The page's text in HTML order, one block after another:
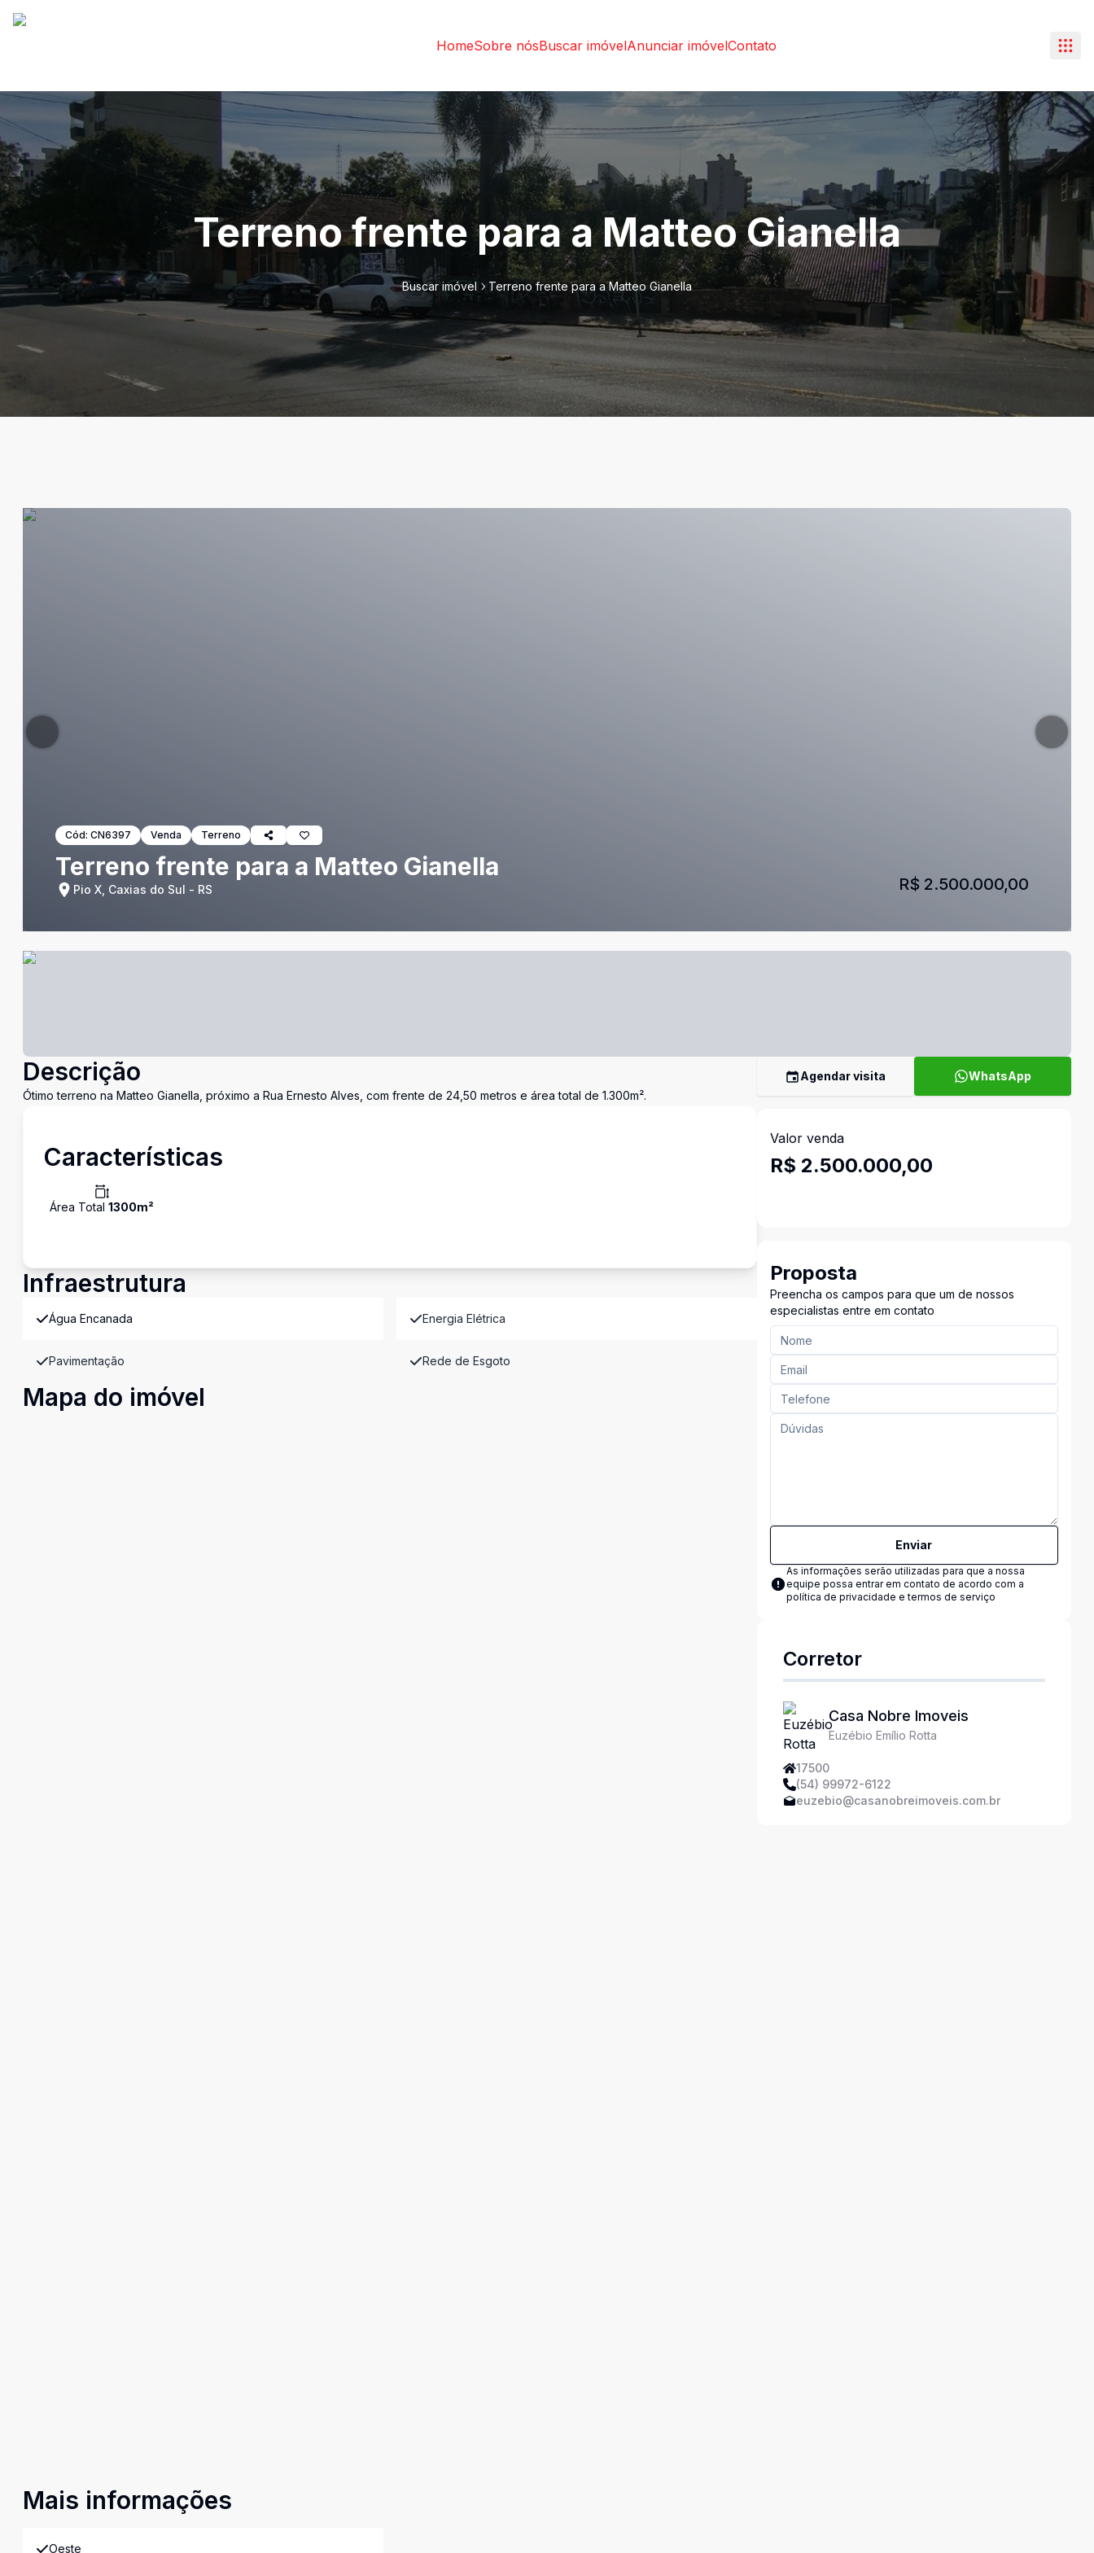
HomeSobre nósBuscar imóvelAnunciar imóvelContato
Terreno frente para a Matteo Gianella
Buscar imóvel Terreno frente para a Matteo Gianella
Cód: CN6397 Venda Terreno
Terreno frente para a Matteo Gianella
Pio X, Caxias do Sul - RS R$ 2.500.000,00
Descrição
Ótimo terreno na Matteo Gianella, próximo a Rua Ernesto Alves, com frente de 24,50 metros e área total de 1.300m².
Características
Área Total 1300m²
Infraestrutura
Água Encanada Energia Elétrica
Pavimentação Rede de Esgoto
Mapa do imóvel
Mais informações
Oeste
Agendar visita WhatsApp
Valor venda
R$ 2.500.000,00
Proposta
Preencha os campos para que um de nossos
especialistas entre em contato
Enviar
As informações serão utilizadas para que a nossa
equipe possa entrar em contato de acordo com a
política de privacidade e termos de serviço
Corretor
Casa Nobre Imoveis
Euzébio Emílio Rotta
17500
(54) 99972-6122
euzebio@casanobreimoveis.com.br